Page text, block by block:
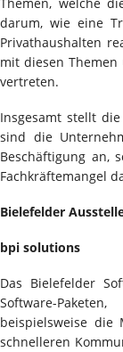
darum, wie eine
Privathaushalten
mit diesen
vertreten.
Insgesamt stellt
sind die
Beschäftigung an,
Fachkräftemangel
Bielefelder
bpi solutions
Das Bielefelder
Software-
beispielsweise
schnelleren